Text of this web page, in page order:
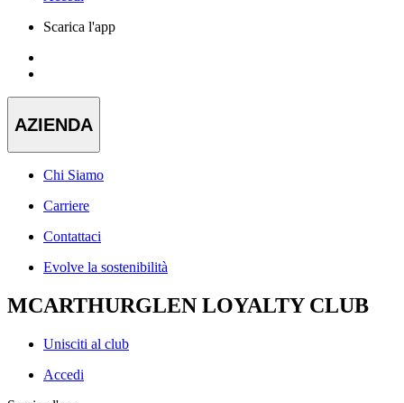
Scarica l'app
AZIENDA
Chi Siamo
Carriere
Contattaci
Evolve la sostenibilità
MCARTHURGLEN LOYALTY CLUB
Unisciti al club
Accedi